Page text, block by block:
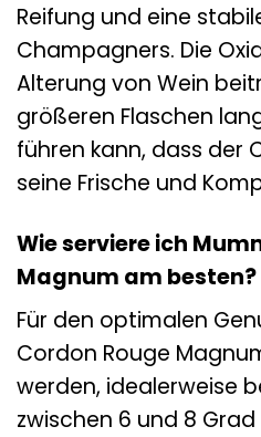
Reifung und eine
Champagners. Die
Alterung von Wein
größeren Flaschen
führen kann, dass der
seine Frische und
Wie serviere ich
Magnum am besten?
Für den optimalen
Cordon Rouge
werden, idealerweise
zwischen 6 und 8